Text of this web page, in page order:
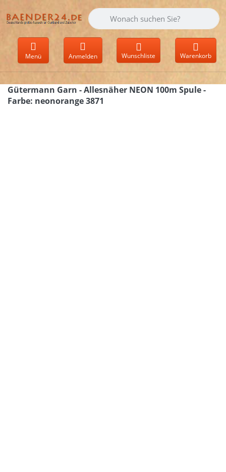
Geben Sie einen Suchbegriff ein.
Menü Anmelden Wunschliste Warenkorb
Gütermann Garn - Allesnäher NEON 100m Spule -
Farbe: neonorange 3871